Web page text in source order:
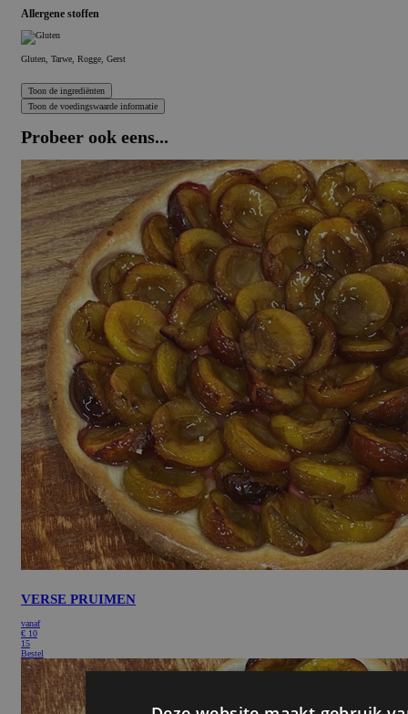
Allergene stoffen
Gluten, Tarwe, Rogge, Gerst
Probeer ook eens...
VERSE PRUIMEN
vanaf
€ 10
15
Bestel